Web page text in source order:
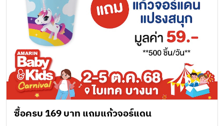
ซื้อครบ 169 บาท แถมแก้วจอร์แดน